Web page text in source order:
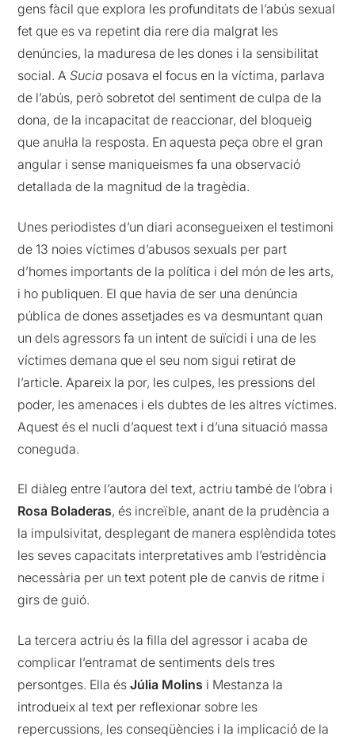
gens fàcil que explora les profunditats de l’abús sexual
fet que es va repetint dia rere dia malgrat les
denúncies, la maduresa de les dones i la sensibilitat
social. ASucia posava el focus en la víctima, parlava
de l’abús, però sobretot del sentiment de culpa de la
dona, de la incapacitat de reaccionar, del bloqueig
que anul·la la resposta. En aquesta peça obre el gran
angular i sense maniqueismes fa una observació
detallada de la magnitud de la tragèdia.
Unes periodistes d’un diari aconsegueixen el testimoni
de 13 noies víctimes d’abusos sexuals per part
d’homes importants de la política i del món de les arts,
i ho publiquen. El que havia de ser una denúncia
pública de dones assetjades es va desmuntant quan
un dels agressors fa un intent de suïcidi i una de les
víctimes demana que el seu nom sigui retirat de
l’article. Apareix la por, les culpes, les pressions del
poder, les amenaces i els dubtes de les altres víctimes.
Aquest és el nucli d’aquest text i d’una situació massa
coneguda.
El diàleg entre l’autora del text, actriu també de l’obra i
Rosa Boladeras, és increïble, anant de la prudència a
la impulsivitat, desplegant de manera esplèndida totes
les seves capacitats interpretatives amb l’estridència
necessària per un text potent ple de canvis de ritme i
girs de guió.
La tercera actriu és la filla del agressor i acaba de
complicar l’entramat de sentiments dels tres
persontges. Ella ésJúlia Molins i Mestanza la
introdueix al text per reflexionar sobre les
repercussions, les conseqüències i la implicació de la